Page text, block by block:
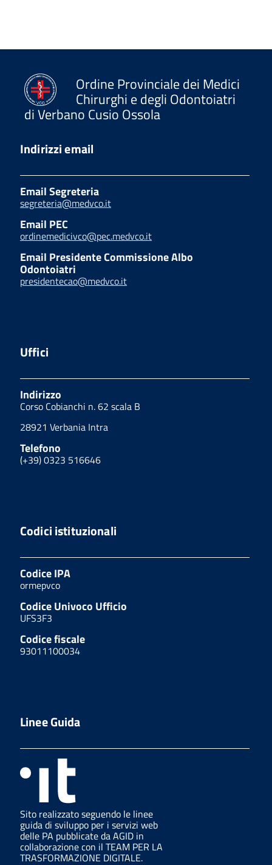
Ordine Provinciale dei Medici
Chirurghi e degli Odontoiatri
di Verbano Cusio Ossola
Indirizzi email
Email Segreteria
segreteria@medvco.it
Email PEC
ordinemedicivco@pec.medvco.it
Email Presidente Commissione Albo
Odontoiatri
presidentecao@medvco.it
Uffici
Indirizzo
Corso Cobianchi n. 62 scala B
28921 Verbania Intra
Telefono
(+39) 0323 516646
Codici istituzionali
Codice IPA
ormepvco
Codice Univoco Ufficio
UFS3F3
Codice fiscale
93011100034
Linee Guida
Sito realizzato seguendo le linee
guida di sviluppo per i servizi web
delle PA pubblicate da AGID in
collaborazione con il TEAM PER LA
TRASFORMAZIONE DIGITALE.